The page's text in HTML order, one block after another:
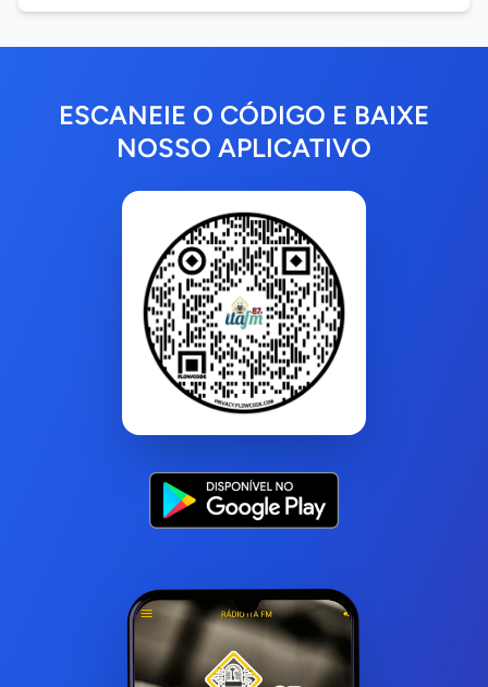
ESCANEIE O CÓDIGO E BAIXE
NOSSO APLICATIVO